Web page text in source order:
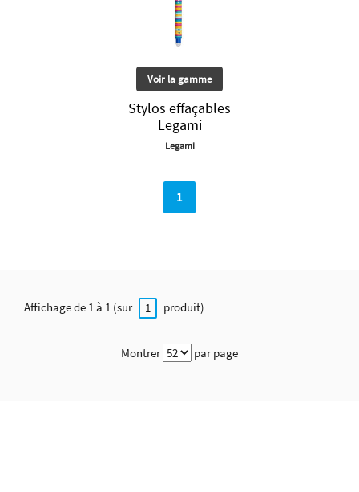
Voir la gamme
Stylos effaçables
Legami
Legami
1
Affichage de 1 à 1 (sur 1 produit)
Montrer par page